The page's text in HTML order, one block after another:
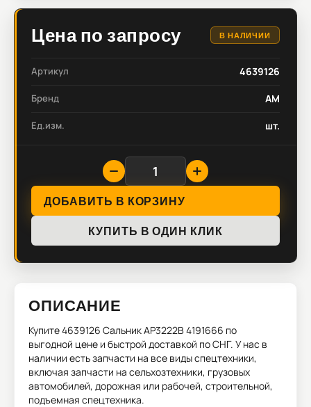
Цена по запросу В НАЛИЧИИ
Артикул 4639126
Бренд AM
Ед.изм. шт.
ДОБАВИТЬ В КОРЗИНУ
КУПИТЬ В ОДИН КЛИК
ОПИСАНИЕ
Купите4639126 Сальник AP3222B 4191666 по
выгодной цене и быстрой доставкой по СНГ. У нас в
наличии есть запчасти на все виды спецтехники,
включая запчасти на сельхозтехники, грузовых
автомобилей, дорожная или рабочей, строительной,
подъемная спецтехника.